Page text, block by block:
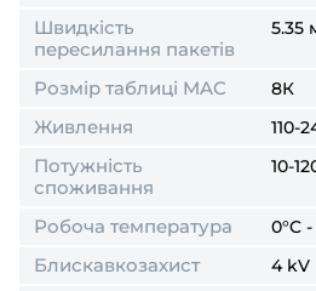
Швидкість
пересилання пакетів
5.35
Розмір таблиці MAC 8К
Живлення 110-
Потужність
споживання
10-
Робоча температура 0°C
Блискавкозахист 4 kV